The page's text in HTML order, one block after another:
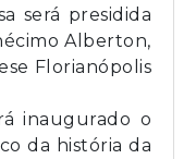
será presidida
Alberton,
Florianópolis
inaugurado o
da história da